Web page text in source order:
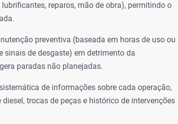
reparos, mão de obra), permitindo o
preventiva (baseada em horas de uso ou
de desgaste) em detrimento da
paradas não planejadas.
de informações sobre cada operação,
trocas de peças e histórico de intervenções